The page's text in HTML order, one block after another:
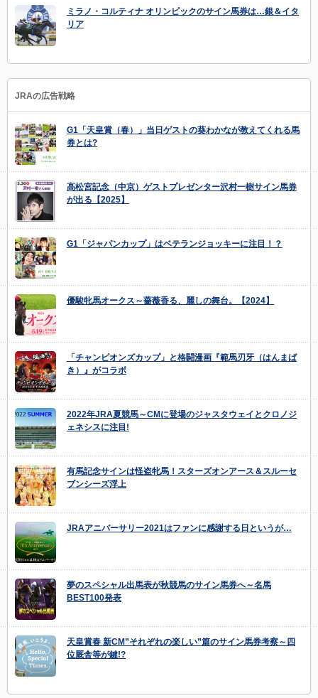
ミラノ・コルティナ オリンピックのサイン馬券は…銀＆イタ
リア
JRAの広告戦略
G1「天皇賞（春）」当日ゲストの葵わかなが教えてくれる馬
券とは?
高松宮記念（中京）ゲストプレゼンター沢村一樹サイン馬券
が出る【2025】
G1「ジャパンカップ」はベテランジョッキーに注目！？
優駿牝馬オークス～薔薇香る、麗しの舞台。【2024】
「チャンピオンズカップ」と格闘漫画『範馬刃牙（はんまば
き）』がコラボ
2022年JRA夏競馬～CMに登場のジャスタウェイとクロノジ
ェネシスに注目!
有馬記念サインは怪盗牝馬！スターズオンアース＆スルーセ
ブンシーズ浮上
JRAアニバーサリー2021はファンに感謝する日というが…
夢のスペシャル出馬表が秋競馬のサイン馬券へ～名馬
BEST100発表
天皇賞春 新CM”それぞれの楽しい”篇のサイン馬券考察～四
位厩舎等が鍵!?